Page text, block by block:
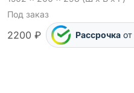
Под заказ
2200 ₽ Рассрочка